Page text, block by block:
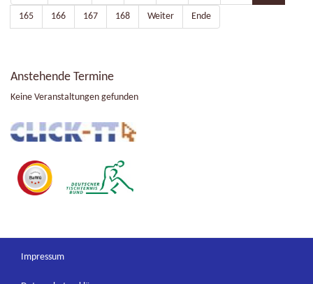
165 166 167 168 Weiter Ende
Anstehende Termine
Keine Veranstaltungen gefunden
Impressum